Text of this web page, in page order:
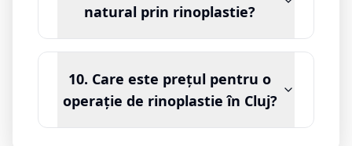
natural prin rinoplastie?
10. Care este prețul pentru o
operație de rinoplastie în Cluj?